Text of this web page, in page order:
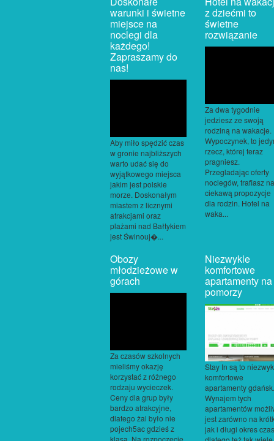
warunki i świetne
miejsce na
noclegi dla
każdego!
Zapraszamy do
nas!
Aby miło spędzić czas
w gronie najbliższych
warto udać się do
wyjątkowego miejsca
jakim jest polskie
morze. Doskonałym
miastem z licznymi
atrakcjami oraz
plażami nad Bałtykiem
jest Świnouj�...
z dziećmi to
świetne
rozwiązanie
Za dwa tygodnie
jedziesz ze swoją
rodziną na wakacje.
Wypoczynek, to
rzecz, której teraz
pragniesz.
Przegladając oferty
noclegów, trafiasz na
ciekawą propozycje
dla rodzin. Hotel na
waka...
Obozy
młodzieżowe w
górach
Za czasów szkolnych
mieliśmy okazję
korzystać z różnego
rodzaju wycieczek.
Ceny dla grup były
bardzo atrakcyjne,
dlatego żal było nie
pojech5ac gdzieś z
klasą. Na rozpoczęcie
Niezwykle
komfortowe
apartamenty na
pomorzy
Stay In są to
komfortowe
apartamenty gdańsk.
Wynajem tych
apartamentów
jest zarówno na
jak i długi okres